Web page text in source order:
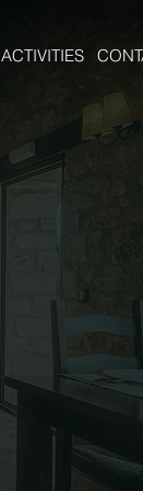
ACTIVITIES